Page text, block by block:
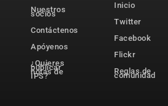
Nuestros
socios
Contáctenos
Apóyenos
¿Quieres
publicar
notas de
IPS?
Inicio
Twitter
Facebook
Flickr
Reglas de
comunidad